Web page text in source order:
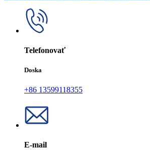
Telefonovať
Doska
+86 13599118355
E-mail